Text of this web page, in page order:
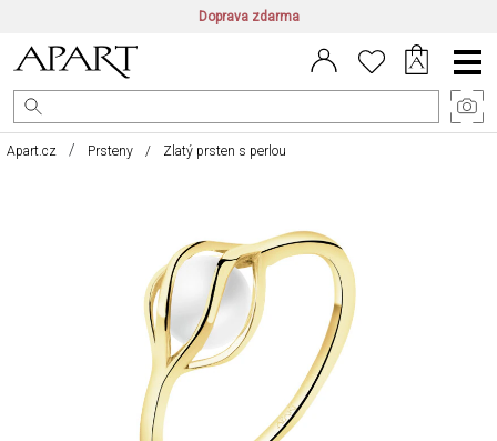
Doprava zdarma
CZ/CZK | EN/EUR PL/PLN
Main
Menu
Apart.cz Prsteny Zlatý prsten s perlou